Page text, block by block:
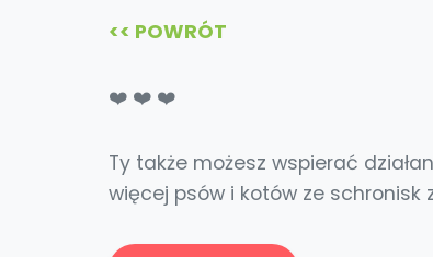
<< POWRÓT
❤️ ❤️ ❤️
Ty także możesz wspierać
więcej psów i kotów ze